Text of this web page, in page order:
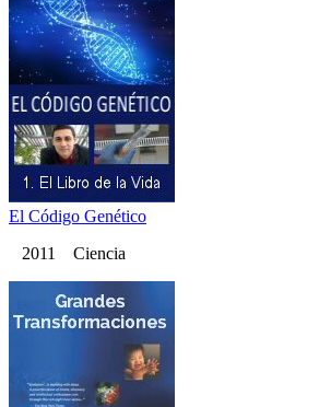
El Código Genético
2011 Ciencia